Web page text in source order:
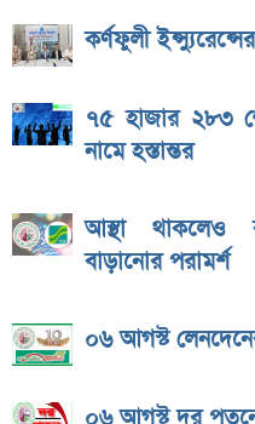
কর্ণফুলী
৭৫ হাজার ২৮৩
নামে হস্তান্তর
আস্থা থাকলেও
বাড়ানোর পরামর্শ
০৬ আগস্ট